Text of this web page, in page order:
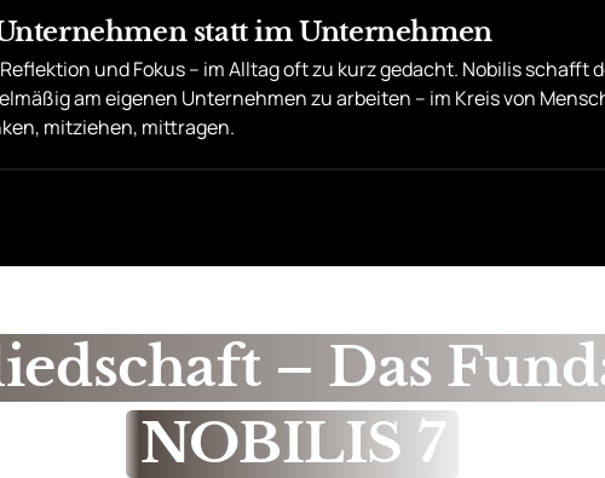
statt im Unternehmen
und Fokus – im Alltag oft zu kurz gedacht. Nobilis schafft
am eigenen Unternehmen zu arbeiten – im Kreis von
mitziehen, mittragen.
– Das
NOBILIS 7